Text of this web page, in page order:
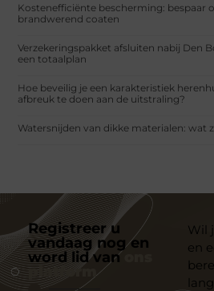
Kostenefficiënte bescherming: bespaar
brandwerend coaten
Verzekeringspakket afsluiten nabij Den
een totaalplan
Hoe beveilig je een karakteristiek
afbreuk te doen aan de uitstraling?
Watersnijden van dikke materialen: wat
Registreer u
vandaag nog en
word lid van
platform
Wil
en